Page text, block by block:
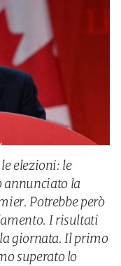
elezioni: le
annunciato la
Potrebbe però
I risultati
giornata. Il primo
superato lo